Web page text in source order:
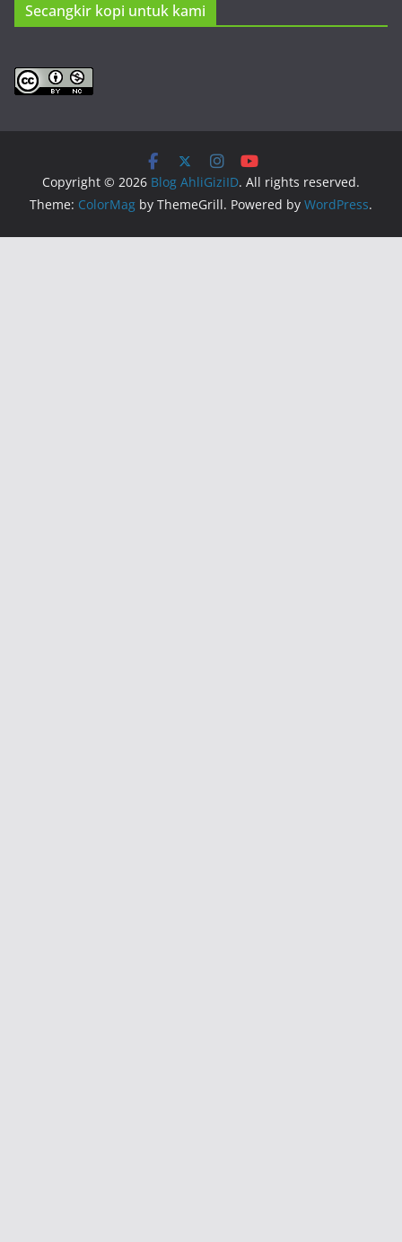
Secangkir kopi untuk kami
Copyright © 2026 Blog AhliGiziID. All rights reserved.
Theme: ColorMag by ThemeGrill. Powered by WordPress.